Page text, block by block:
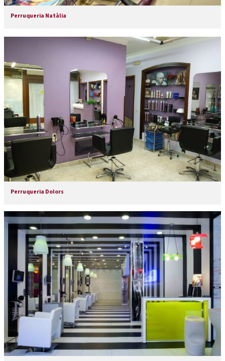
Perruqueria Natàlia
Perruqueria Dolors